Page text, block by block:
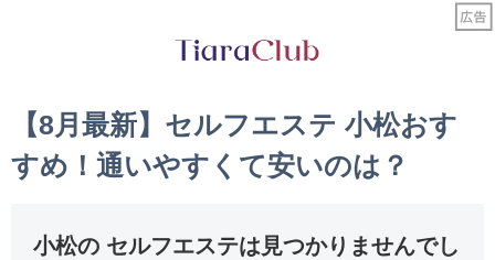
【8月最新】セルフエステ 小松おす
すめ！通いやすくて安いのは？
小松の セルフエステは見つかりませんでし